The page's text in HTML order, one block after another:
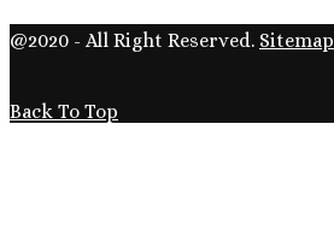
@2020 - All Right Reserved. Sitemap
Back To Top